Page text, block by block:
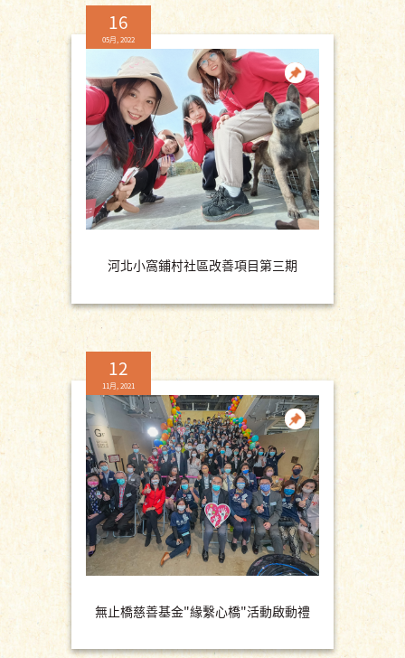
16
05月, 2022
河北小窩鋪村社區改善項目第三期
12
11月, 2021
無止橋慈善基金"緣繫心橋"活動啟動禮